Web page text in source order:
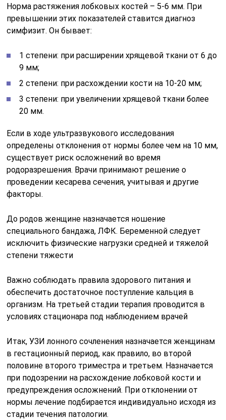
Норма растяжения лобковых костей – 5-6 мм. При
превышении этих показателей ставится диагноз
симфизит. Он бывает:
1 степени: при расширении хрящевой ткани от 6 до
9 мм;
2 степени: при расхождении кости на 10-20 мм;
3 степени: при увеличении хрящевой ткани более
20 мм.
Если в ходе ультразвукового исследования
определены отклонения от нормы более чем на 10 мм,
существует риск осложнений во время
родоразрешения. Врачи принимают решение о
проведении кесарева сечения, учитывая и другие
факторы.
До родов женщине назначается ношение
специального бандажа, ЛФК. Беременной следует
исключить физические нагрузки средней и тяжелой
степени тяжести
Важно соблюдать правила здорового питания и
обеспечить достаточное поступление кальция в
организм. На третьей стадии терапия проводится в
условиях стационара под наблюдением врачей
Итак, УЗИ лонного сочлeнения назначается женщинам
в гестационный период, как правило, во второй
половине второго триместра и третьем. Назначается
при подозрении на расхождение лобковой кости и
предупреждения осложнений. При отклонении от
нормы лечение подбирается индивидуально исходя из
стадии течения патологии.